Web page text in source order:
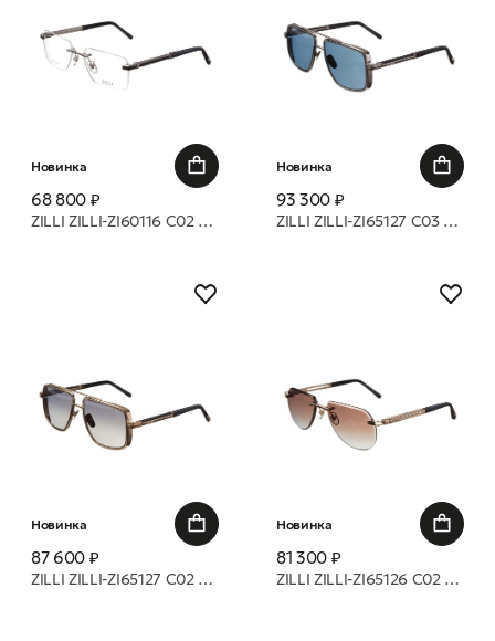
Новинка
68 800 ₽
ZILLI ZILLI-ZI60116 C02 оправа
Новинка
93 300 ₽
ZILLI ZILLI-ZI65127 C03 оправа
Новинка
87 600 ₽
ZILLI ZILLI-ZI65127 C02 оправа
Новинка
81 300 ₽
ZILLI ZILLI-ZI65126 C02 оправа